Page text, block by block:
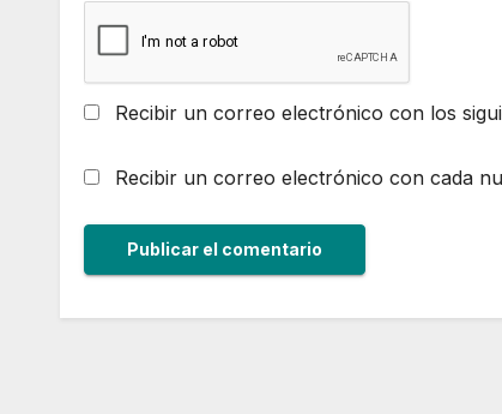
Recibir un correo electrónico con los
Recibir un correo electrónico con cada